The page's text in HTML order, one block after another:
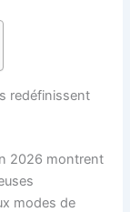
redéfinissent
2026 montrent
modes de